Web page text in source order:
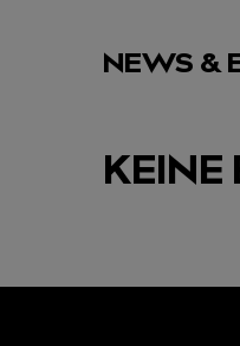
NEWS &
KEINE